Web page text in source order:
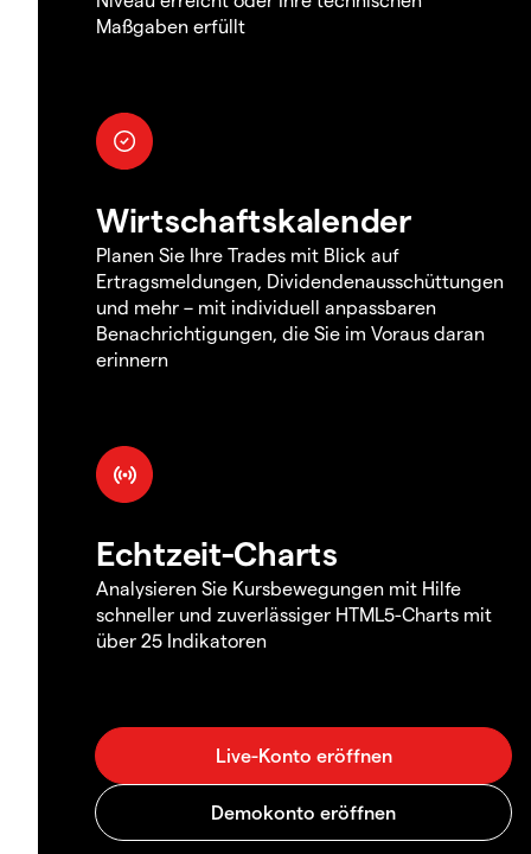
Maßgaben erfüllt
Wirtschaftskalender
Planen Sie Ihre Trades mit Blick auf
Ertragsmeldungen, Dividendenausschüttungen
und mehr – mit individuell anpassbaren
Benachrichtigungen, die Sie im Voraus daran
erinnern
Echtzeit-Charts
Analysieren Sie Kursbewegungen mit Hilfe
schneller und zuverlässiger HTML5-Charts mit
über 25 Indikatoren